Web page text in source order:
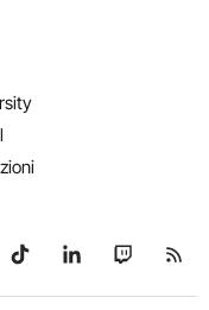
su Telegram
Seguici su TikTok
Seguici su
Seguici